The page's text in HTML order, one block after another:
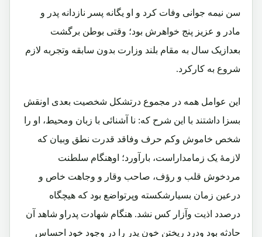
سن نیمه جوانی وفات کرد و او یگانه پسر نازدانه پدر و
مادر و عزیز پنج خواهرش بود؛ وقتی بوطن برگشت
بعدازیک سال به مقام بلند وزارت بدون سابقه وتجربه لازم
شروع به کارکرد.
این عوامل همه در مجموع درتشکل شخصیت بعدی اونقش
بسزا داشتند با این شرح که: نا آشنائی با زبان ومحیط، او را
شخص خاموش وکم حرف وفاقد قدرت نطق وبیان که
لازمۀ یک زمامداراست، بارآورد؛ اوهنگام سلطنت
مردخوش قلب و رؤف، صاحب وقار و وجاهت خاص و
درعین زمان بسیارشکسته وپرتواضع بود که هیچگاه
درصدد اذیت وآزار کس نشد. هنگام شهادت پدراو شاهد آن
حادثه بود ودرد ریختن خون پدر را در وجود خود احساس